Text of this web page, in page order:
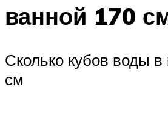
ванной 170
Сколько кубов воды
см